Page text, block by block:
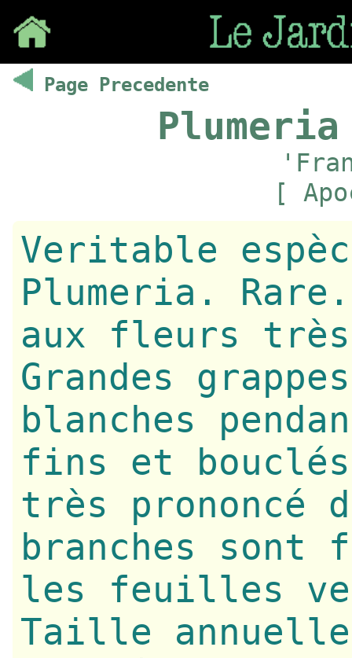
Page Precedente
[
Veritable
Plumeria.
aux fleurs très
Grandes
blanches
fins et
très prononcé
branches sont
les feuilles
Taille